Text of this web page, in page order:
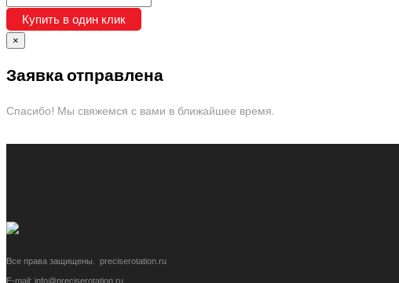
Купить в один клик
×
Заявка отправлена
Спасибо! Мы свяжемся с вами в ближайшее время.
Все права защищены. preciserotation.ru
E-mail: info@preciserotation.ru